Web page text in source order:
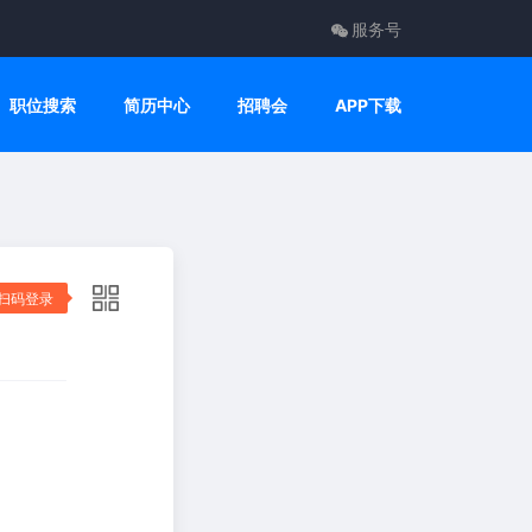
服务号
职位搜索 简历中心 招聘会 APP下载
码登录